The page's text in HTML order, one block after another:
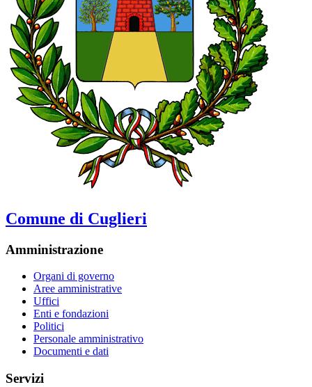
Comune di Cuglieri
Amministrazione
Organi di governo
Aree amministrative
Uffici
Enti e fondazioni
Politici
Personale amministrativo
Documenti e dati
Servizi